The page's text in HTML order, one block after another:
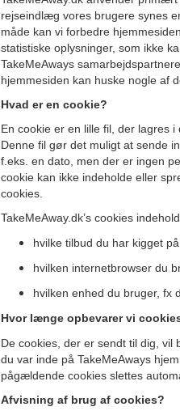
rejseindlæg vores brugere synes
måde kan vi forbedre
statistiske oplysninger, som ikke
TakeMeAways
hjemmesiden kan huske nogle af
Hvad er en cookie?
En cookie er en lille fil, der lagres
Denne fil gør det muligt at sende
f.eks. en dato, men der er ingen
cookie kan ikke indeholde eller
cookies.
TakeMeAway.dk’s cookies
hvilke tilbud du har kigget
hvilken internetbrowser du
hvilken enhed du bruger, fx
Hvor længe opbevarer vi
De cookies, der er sendt til dig,
du var inde på TakeMeAways
pågældende cookies slettes
Afvisning af brug af cookies?